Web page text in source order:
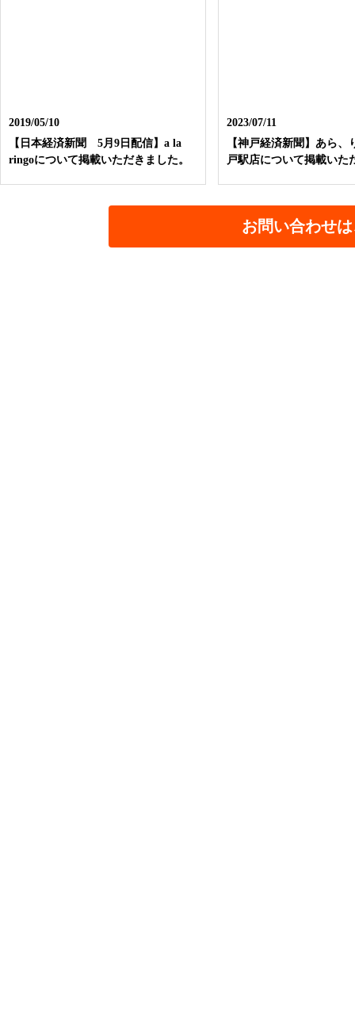
2019/05/10
【日本経済新聞 5月9日配信】a la
ringoについて掲載いただきました。
2023/07/11
【神戸経済新聞】あら、
戸駅店について掲載いた
お問い合わせ